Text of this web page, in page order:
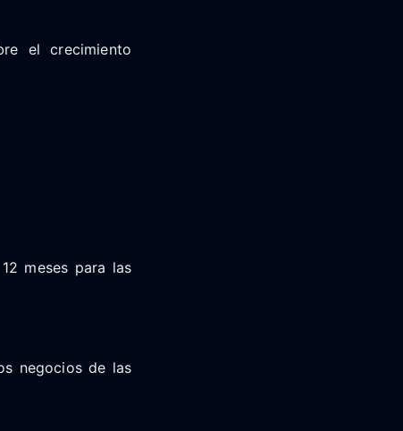
el crecimiento
meses para las
negocios de las